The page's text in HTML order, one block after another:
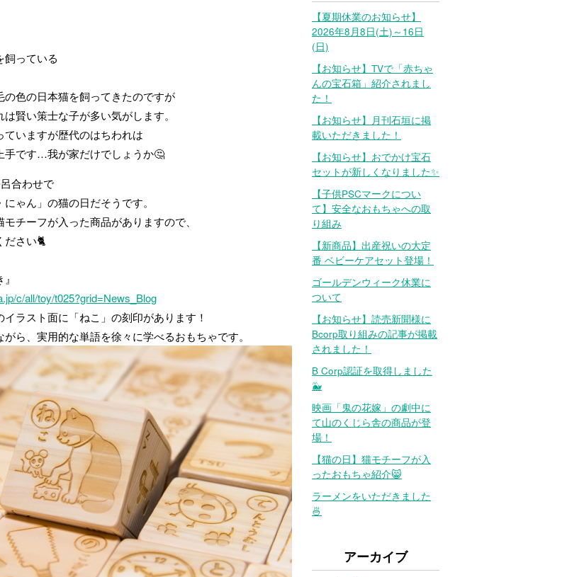
飼っている
の色の日本猫を飼ってきたのですが
賢い策士な子が多い気がします。
ていますが歴代のはちわれは
手です…我が家だけでしょうか🤔
合わせで
にゃん」の猫の日だそうです。
チーフが入った商品がありますので、
ださい🐈
c/all/toy/t025?grid=News_Blog
イラスト面に「ねこ」の刻印があります！
ら、実用的な単語を徐々に学べるおもちゃです。
【夏期休業のお知らせ】
2026年8月8日(土)～16日
(日)
【お知らせ】TVで「赤ちゃ
んの宝石箱」紹介されまし
た！
【お知らせ】月刊石垣に掲
載いただきました！
【お知らせ】おでかけ宝石
セットが新しくなりました✨
【子供PSCマークについ
て】安全なおもちゃへの取
り組み
【新商品】出産祝いの大定
番 ベビーケアセット登場！
ゴールデンウィーク休業に
ついて
【お知らせ】読売新聞様に
Bcorp取り組みの記事が掲載
されました！
B Corp認証を取得しました
🐳
映画「鬼の花嫁」の劇中に
て山のくじら舎の商品が登
場！
【猫の日】猫モチーフが入
ったおもちゃ紹介😸
ラーメンをいただきました
🍜
アーカイブ